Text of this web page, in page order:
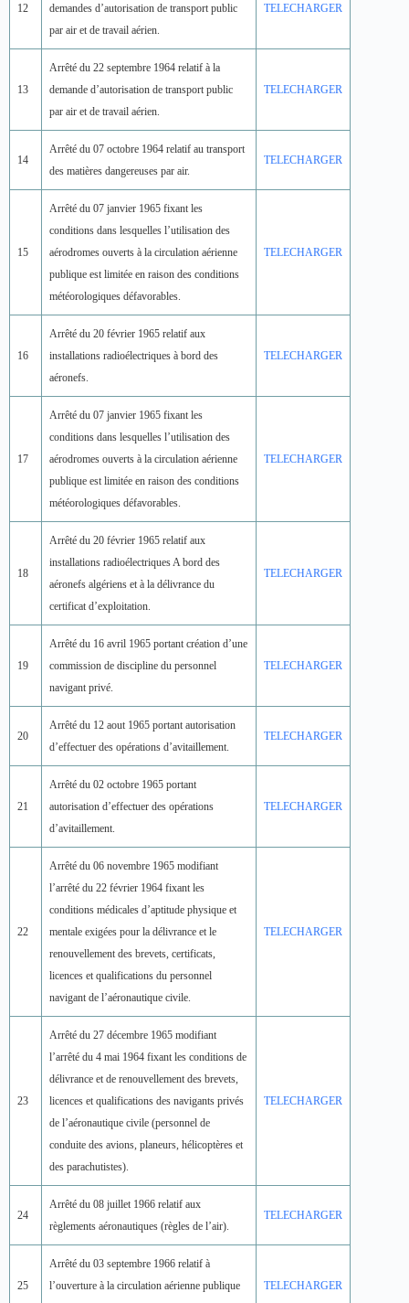
12
demandes d’autorisation de transport public
par air et de travail aérien.
TELECHARGER
13
Arrêté du 22 septembre 1964 relatif à la
demande d’autorisation de transport public
par air et de travail aérien.
TELECHARGER
14
Arrêté du 07 octobre 1964 relatif au transport
des matières dangereuses par air.
TELECHARGER
15
Arrêté du 07 janvier 1965 fixant les
conditions dans lesquelles l’utilisation des
aérodromes ouverts à la circulation aérienne
publique est limitée en raison des conditions
météorologiques défavorables.
TELECHARGER
16
Arrêté du 20 février 1965 relatif aux
installations radioélectriques à bord des
aéronefs.
TELECHARGER
17
Arrêté du 07 janvier 1965 fixant les
conditions dans lesquelles l’utilisation des
aérodromes ouverts à la circulation aérienne
publique est limitée en raison des conditions
météorologiques défavorables.
TELECHARGER
18
Arrêté du 20 février 1965 relatif aux
installations radioélectriques A bord des
aéronefs algériens et à la délivrance du
certificat d’exploitation.
TELECHARGER
19
Arrêté du 16 avril 1965 portant création d’une
commission de discipline du personnel
navigant privé.
TELECHARGER
20
Arrêté du 12 aout 1965 portant autorisation
d’effectuer des opérations d’avitaillement.
TELECHARGER
21
Arrêté du 02 octobre 1965 portant
autorisation d’effectuer des opérations
d’avitaillement.
TELECHARGER
22
Arrêté du 06 novembre 1965 modifiant
l’arrêté du 22 février 1964 fixant les
conditions médicales d’aptitude physique et
mentale exigées pour la délivrance et le
renouvellement des brevets, certificats,
licences et qualifications du personnel
navigant de l’aéronautique civile.
TELECHARGER
23
Arrêté du 27 décembre 1965 modifiant
l’arrêté du 4 mai 1964 fixant les conditions de
délivrance et de renouvellement des brevets,
licences et qualifications des navigants privés
de l’aéronautique civile (personnel de
conduite des avions, planeurs, hélicoptères et
des parachutistes).
TELECHARGER
24
Arrêté du 08 juillet 1966 relatif aux
règlements aéronautiques (règles de l’air).
TELECHARGER
25
Arrêté du 03 septembre 1966 relatif à
l’ouverture à la circulation aérienne publique
TELECHARGER